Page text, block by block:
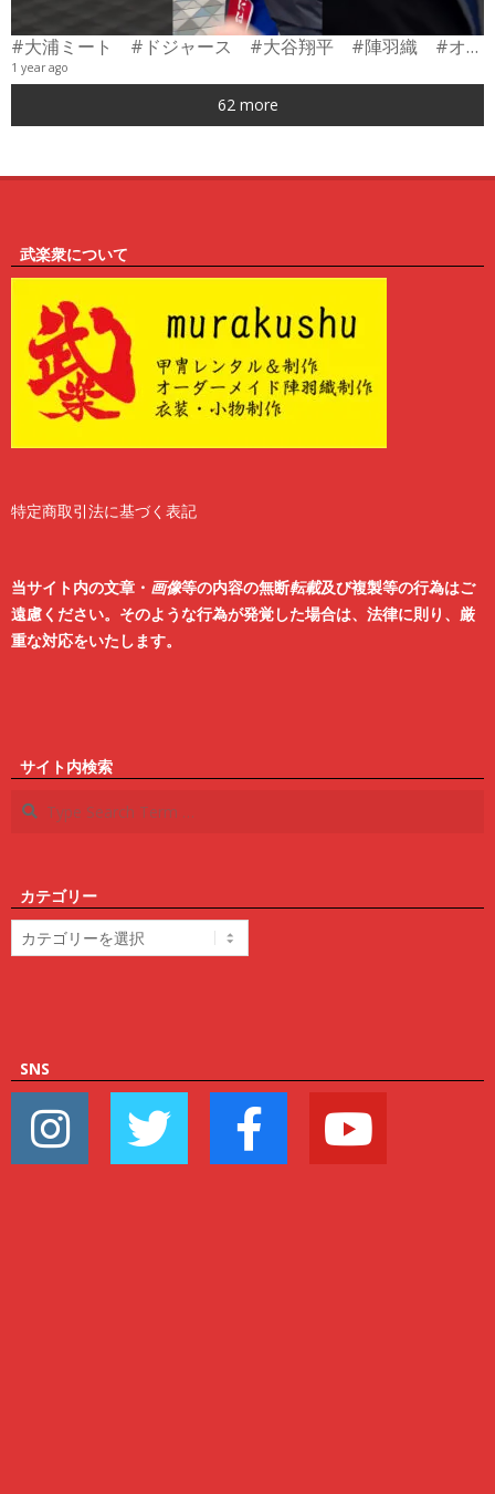
#大浦ミート #ドジャース #大谷翔平 #陣羽織 #オーダーメイド #shorts
1 year ago
62 more
武楽衆について
特定商取引法に基づく表記
当サイト内の文章・ 画像等の内容の無断転載及び複製等の行為はご
遠慮ください。そのような行為が発覚した場合は、法律に則り、厳
重な対応をいたします。
サイト内検索
Search
カテゴリー
テ
SNS